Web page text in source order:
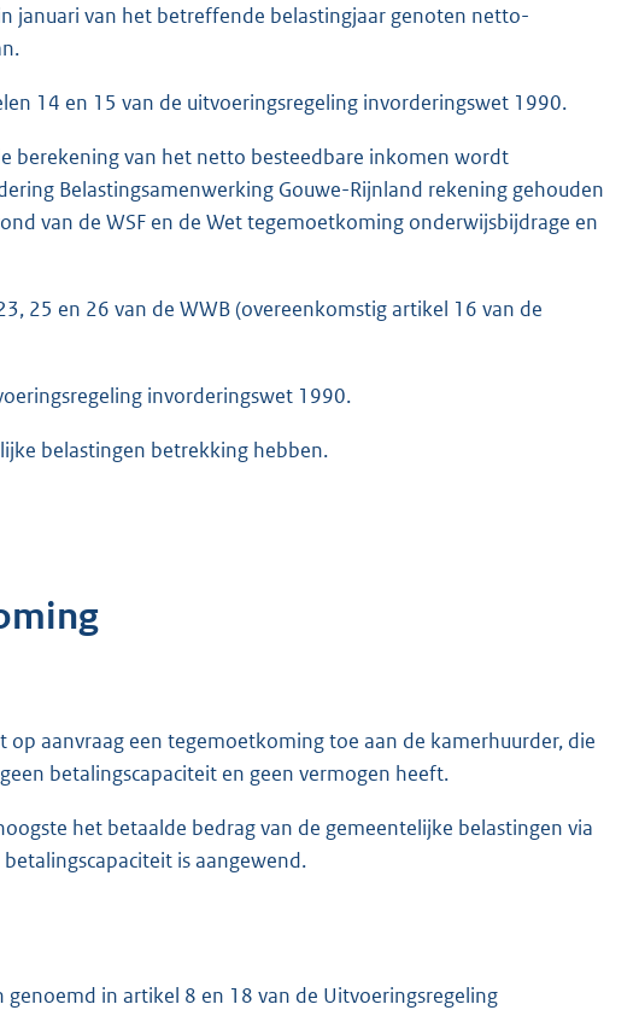
januari van het betreffende belastingjaar genoten netto-
14 en 15 van de uitvoeringsregeling invorderingswet 1990.
berekening van het netto besteedbare inkomen wordt
Belastingsamenwerking Gouwe-Rijnland rekening gehouden
van de WSF en de Wet tegemoetkoming onderwijsbijdrage en
25 en 26 van de WWB (overeenkomstig artikel 16 van de
invorderingswet 1990.
belastingen betrekking hebben.
aanvraag een tegemoetkoming toe aan de kamerhuurder, die
betalingscapaciteit en geen vermogen heeft.
het betaalde bedrag van de gemeentelijke belastingen via
is aangewend.
in artikel 8 en 18 van de Uitvoeringsregeling